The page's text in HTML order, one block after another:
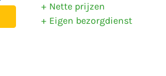
Nette prijzen
Eigen bezorgdienst